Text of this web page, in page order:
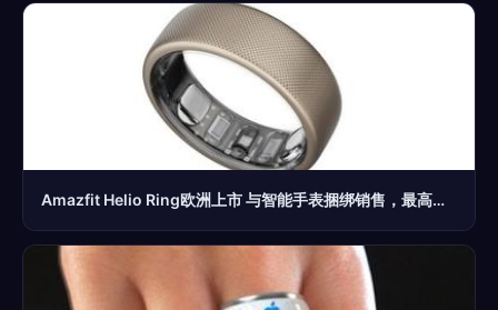
Amazfit Helio Ring欧洲上市 与智能手表捆绑销售，最高可节省149欧元